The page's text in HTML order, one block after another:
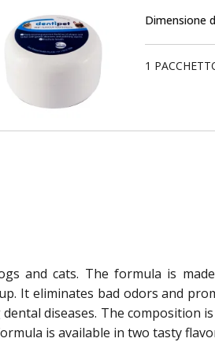
Dimensione
1
and cats. The formula is
It eliminates bad odors and
diseases. The composition
is available in two tasty